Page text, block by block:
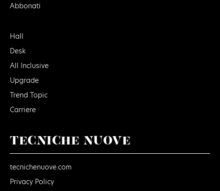
Abbonati
Hall
Desk
All Inclusive
Upgrade
Trend Topic
Carriere
TECNICHE NUOVE
tecnichenuove.com
Privacy Policy